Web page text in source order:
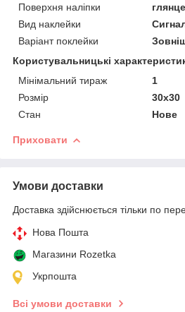
Поверхня наліпки
Вид наклейки
Варіант поклейки
Користувальницькі
Мінімальний тираж
1
Розмір
30х30
Стан
Нове
Приховати
Умови доставки
Доставка здійснюється тільки по
Нова Пошта
Магазини Rozetka
Укрпошта
Всі умови доставки